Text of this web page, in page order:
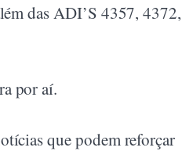
das ADI’S 4357, 4372,
por aí.
que podem reforçar